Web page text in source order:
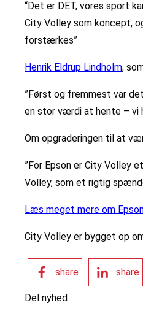
“Det er DET, vores sport
City Volley som koncept,
forstærkes”
Henrik Eldrup Lindholm,
”Først og fremmest var
en stor værdi at hente – vi
Om opgraderingen til at
”For Epson er City Volley
Volley, som et rigtig
Læs meget mere om
City Volley er bygget op
share share
Del nyhed